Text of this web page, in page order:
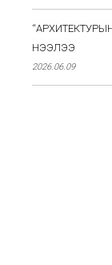
НЭЭЛЭЭ
2026.06.09